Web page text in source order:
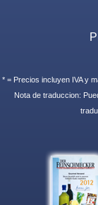
* = Precios incluyen IVA y
Nota de traduccion: